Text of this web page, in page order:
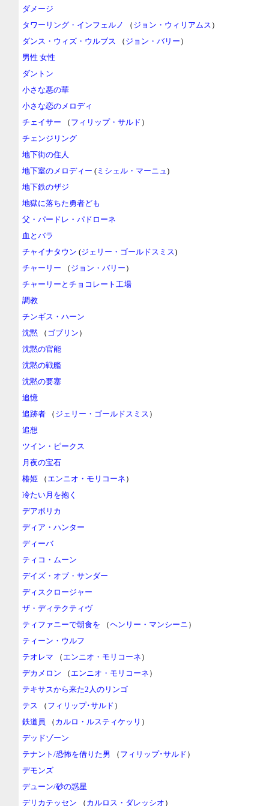
ダメージ
タワーリング・インフェルノ
（ ジョン・ウィリアムス ）
ダンス・ウィズ・ウルブス （ ジョン・バリー ）
男性 女性
ダントン
小さな悪の華
小さな恋のメロディ
チェイサー （ フィリップ・サルド ）
チェンジリング
地下街の住人
地下室のメロディー ( ミシェル・マーニュ)
地下鉄のザジ
地獄に落ちた勇者ども
父・パードレ・パドローネ
血とバラ
チャイナタウン (ジェリー・ゴールドスミス)
チャーリー （ ジョン・バリー ）
チャーリーとチョコレート工場
調教
チンギス・ハーン
沈黙 （ ゴブリン ）
沈黙の官能
沈黙の戦艦
沈黙の要塞
追憶
追跡者 （ ジェリー・ゴールドスミス ）
追想
ツイン・ピークス
月夜の宝石
椿姫 （ エンニオ・モリコーネ ）
冷たい月を抱く
デアボリカ
ディア・ハンター
ディーバ
ティコ・ムーン
デイズ・オブ・サンダー
ディスクロージャー
ザ・ディテクティヴ
ティファニーで朝食を （ヘンリー・マンシーニ ）
ティーン・ウルフ
テオレマ （ エンニオ・モリコーネ ）
デカメロン （ エンニオ・モリコーネ ）
テキサスから来た2人のリンゴ
テス （ フィリップ･サルド ）
鉄道員
（ カルロ・ルスティケッリ ）
デッドゾーン
テナント/恐怖を借りた男 （ フィリップ･サルド ）
デモンズ
デューン/砂の惑星
デリカテッセン （ カルロス・ダレッシオ ）